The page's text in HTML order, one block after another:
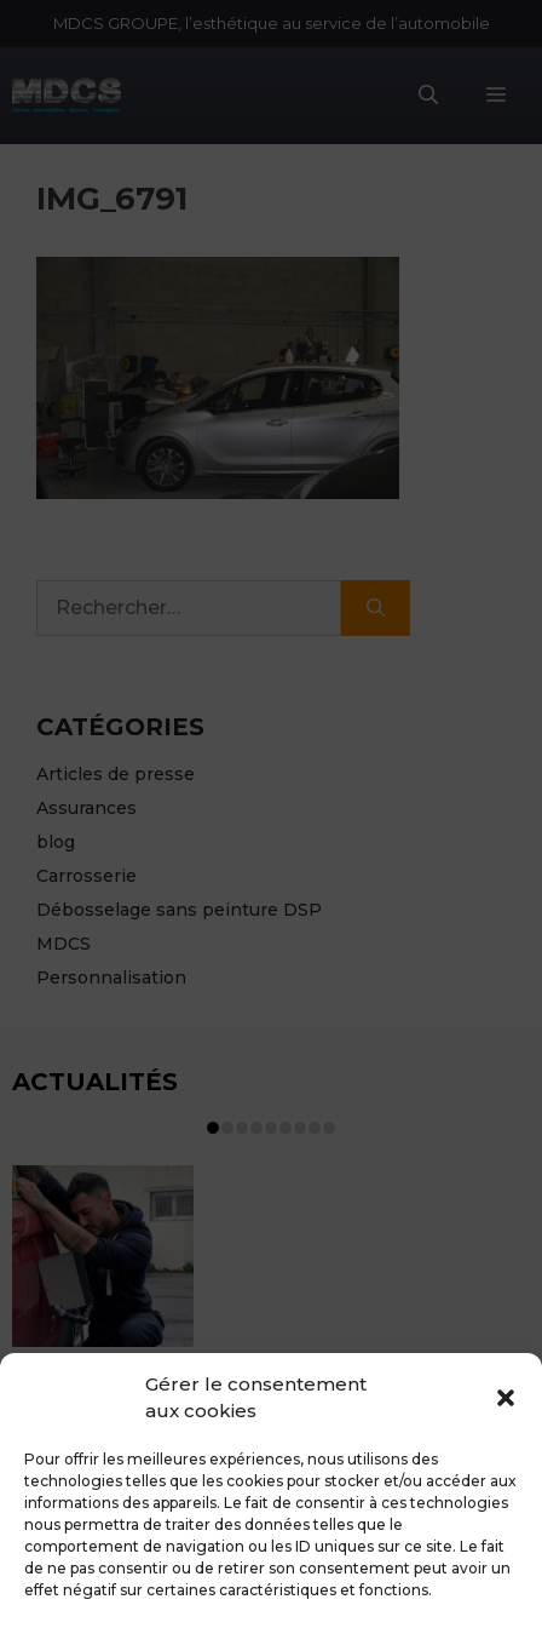
Gérer le consentement
aux cookies
Pour offrir les meilleures expériences, nous utilisons des
technologies telles que les cookies pour stocker et/ou accéder aux
informations des appareils. Le fait de consentir à ces technologies
nous permettra de traiter des données telles que le
comportement de navigation ou les ID uniques sur ce site. Le fait
de ne pas consentir ou de retirer son consentement peut avoir un
effet négatif sur certaines caractéristiques et fonctions.
MDCS GROUPE, l’esthétique au service de l’automobile
IMG_6791
CATÉGORIES
Articles de presse
Assurances
blog
Carrosserie
Débosselage sans peinture DSP
MDCS
Personnalisation
ACTUALITÉS
peinture, sans rendez-vous mais Avec le sourire :)
du débosselage vous accueille sans rendez-...
MDCS GROUPE
Mentions légales